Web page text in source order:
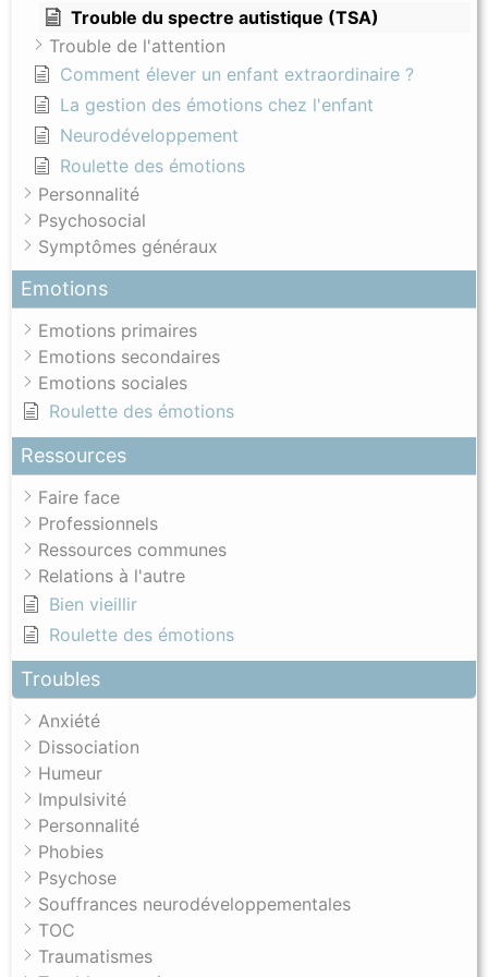
Trouble du spectre autistique (TSA)
Trouble de l'attention
Comment élever un enfant extraordinaire ?
La gestion des émotions chez l'enfant
Neurodéveloppement
Roulette des émotions
Personnalité
Psychosocial
Symptômes généraux
Emotions
Emotions primaires
Emotions secondaires
Emotions sociales
Roulette des émotions
Ressources
Faire face
Professionnels
Ressources communes
Relations à l'autre
Bien vieillir
Roulette des émotions
Troubles
Anxiété
Dissociation
Humeur
Impulsivité
Personnalité
Phobies
Psychose
Souffrances neurodéveloppementales
TOC
Traumatismes
A quoi ça ressemble ?
Le reportage ci-dessous (4 minutes) dublob (vlog de la
Cité des Sciences)
d’habiletés sociales de l’hôpital Robert Debré avec des
enfants.
parentale
ateliers en
visio de guidance parentale
Le commander sur Amazon
Jeu habiletés enfant
Commander
Le jeu impro sociale permet d’entraîner les enfants
habiletés sociales. Il s’agit de pratiquer des jeux de rôles
depuis des situations types d’affirmation de soi qu’un
enfant peut rencontrer dans la vie courante.
Le commander sur Amazon